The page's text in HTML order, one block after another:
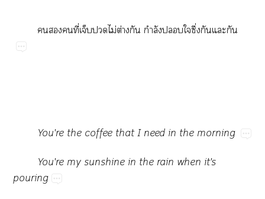
​​​ี่​​​ไม่​ต่​​ำ​​​ึ่​​​
You're​the​coffee​that​I​need​in​the​morning
You're​my​sunshine​in​the​rain​when​it's​
pouring